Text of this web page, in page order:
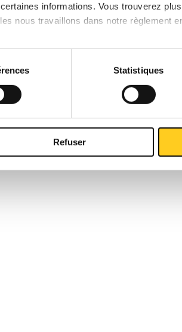
informations. Vous trouverez
nous travaillons dans notre règlement
Statistiques
Refuser